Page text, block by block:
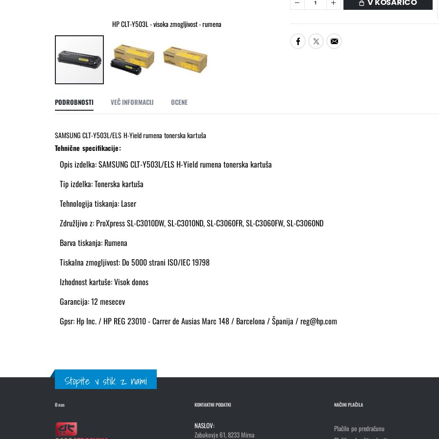
HP CLT-Y503L - visoka zmogljivost - rumena HP CLT-Y503L - visoka zmogljivost -
na
začetek
slik
V KOŠARICO
PODROBNOSTI
SAMSUNG CLT-Y503L/ELS H-Yield rumena tonerska kartuša
Tehnične specifikacije:
Opis izdelka: SAMSUNG CLT-Y503L/ELS H-Yield rumena tonerska kartuša
Tip izdelka: Tonerska kartuša
Tehnologija tiskanja: Laser
Združljivo z: ProXpress SL-C3010DW, SL-C3010ND, SL-C3060FR, SL-C3060FW, SL-C3060ND
Barva tiskanja: Rumena
Tiskalna zmogljivost: Do 5000 strani ISO/IEC 19798
Izhodnost kartuše: Visok donos
Garancija: 12 mesecev
Gpsr: Hp Inc. / HP REG 23010 - Carrer de Ausias Marc 148 / Barcelona / Španija / reg@hp.com
VEČ INFORMACIJ OCENE
Stopite v stik z nami
O nas KONTAKTNI PODATKI
NASLOV:
Zabukovje 61, 8233 Mirna
NAČINI PLAČILA
Plačilo po predračunu